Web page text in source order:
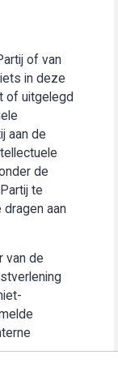
of van
in deze
of uitgelegd
aan de
de
te
aan
van de